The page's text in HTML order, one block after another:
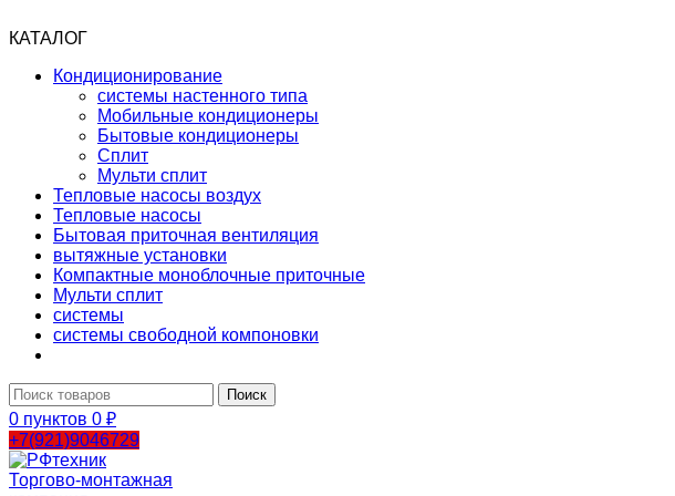
КАТАЛОГ
Кондиционирование
системы настенного типа
Мобильные кондиционеры
Бытовые кондиционеры
Сплит
Мульти сплит
Тепловые насосы воздух
Тепловые насосы
Бытовая приточная вентиляция
вытяжные установки
Компактные моноблочные приточные
Мульти сплит
системы
системы свободной компоновки
Поиск
0 пунктов 0 ₽
+7(921)9046729